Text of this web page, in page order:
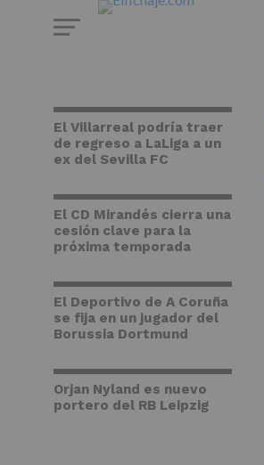
El Villarreal podría traer
de regreso a LaLiga a un
ex del Sevilla FC
El CD Mirandés cierra una
cesión clave para la
próxima temporada
El Deportivo de A Coruña
se fija en un jugador del
Borussia Dortmund
Orjan Nyland es nuevo
portero del RB Leipzig